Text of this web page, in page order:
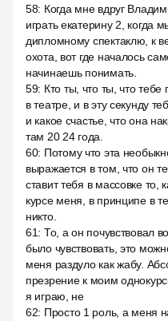
58: Когда мне вдруг
играть екатерину 2, когда
дипломному спектаклю, к
охота, вот где началось
начинаешь понимать.
59: Кто ты, что ты, что
в театре, и в эту секунду
и какое счастье, что она
там 20 24 года.
60: Потому что эта
выражается в том, что он
ставит тебя в массовке
курсе меня, в принципе в
никто.
61: То, а он почувствовал
было чувствовать, это
меня раздуло как жабу.
презрение к моим
я играю, не
62: Просто 1 роль, а меня